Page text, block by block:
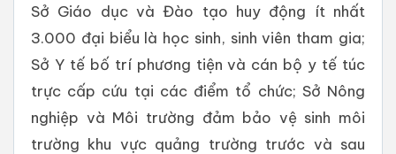
Sở Giáo dục và Đào tạo huy động ít nhất
3.000 đại biểu là học sinh, sinh viên tham gia;
Sở Y tế bố trí phương tiện và cán bộ y tế túc
trực cấp cứu tại các điểm tổ chức; Sở Nông
nghiệp và Môi trường đảm bảo vệ sinh môi
trường khu vực quảng trường trước và sau